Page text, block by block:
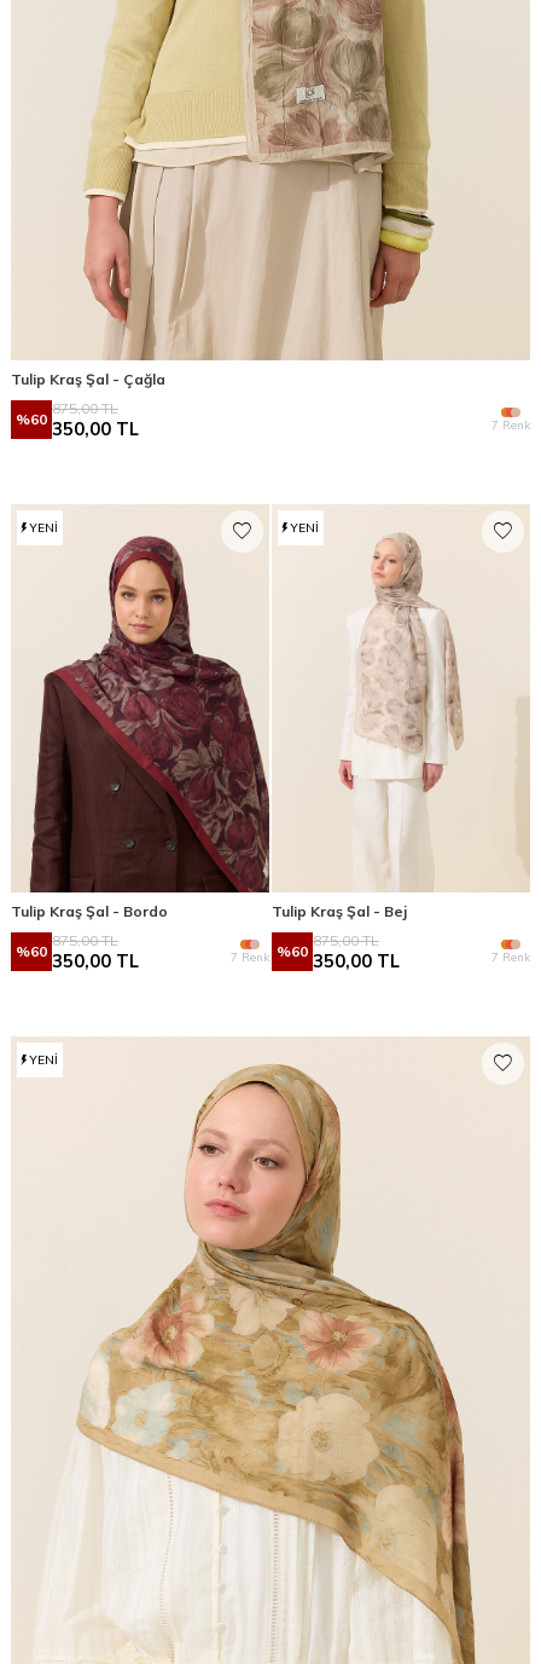
Tulip Kraş Şal - Çağla
%60
875,00TL
350,00 TL 7 Renk
YENI
Tulip Kraş Şal - Bordo
%60
875,00TL
350,00 TL 7 Renk
YENI
Tulip Kraş Şal - Bej
%60
875,00TL
350,00 TL 7 Renk
YENI